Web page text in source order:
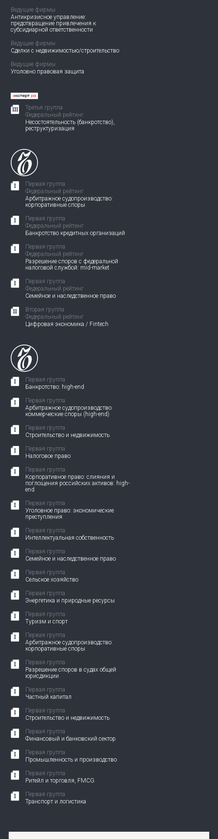
Ведущие фирмы
Антикризисное управление:
предотвращение привлечения к
субсидиарной ответственности
Ведущие фирмы
Сделки с недвижимостью/строительство
Ведущие фирмы
Уголовно правовая защита
Третья группа
Федеральный рейтинг
Несостоятельность (банкротство),
реструктуризация
Первая группа
Федеральный рейтинг
Арбитражное судопроизводство:
корпоративные споры
Первая группа
Федеральный рейтинг
Банкротство кредитных организаций
Первая группа
Федеральный рейтинг
Разрешение споров с федеральной
налоговой службой: mid-market
Первая группа
Федеральный рейтинг
Семейное и наследственное право
Вторая группа
Федеральный рейтинг
Цифровая экономика / Fintech
Первая группа
Банкротство: high-end
Первая группа
Арбитражное судопроизводство:
коммерческие споры (high-end)
Первая группа
Строительство и недвижимость
Первая группа
Налоговое право
Первая группа
Корпоративное право: слияния и
поглощения российских активов: high-
end
Первая группа
Уголовное право: экономические
преступления
Первая группа
Интеллектуальная собственность
Первая группа
Семейное и наследственное право
Первая группа
Сельское хозяйство
Первая группа
Энергетика и природные ресурсы
Первая группа
Туризм и спорт
Первая группа
Арбитражное судопроизводство:
корпоративные споры
Первая группа
Разрешение споров в судах общей
юрисдикции
Первая группа
Частный капитал
Первая группа
Строительство и недвижимость
Первая группа
Финансовый и банковский сектор
Первая группа
Промышленность и производство
Первая группа
Ритейл и торговля, FMCG
Первая группа
Транспорт и логистика
© 2010-2026 АНП ЗЕНИТ. Все права защищены.